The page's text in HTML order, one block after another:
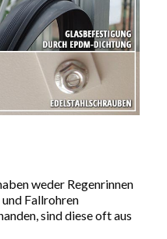
weder Regenrinnen
Fallrohren
sind diese oft aus